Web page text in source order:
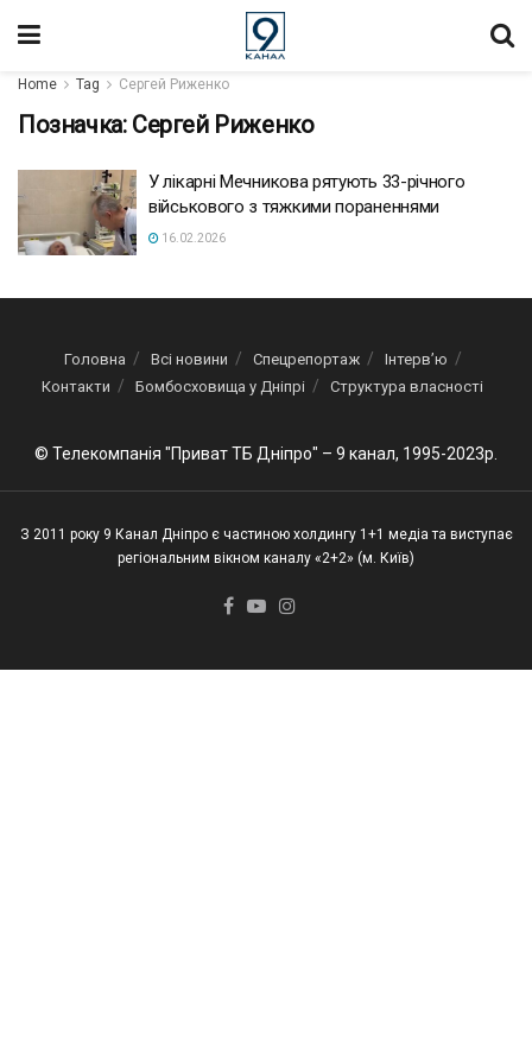
Home Tag Сергей Риженко
Позначка: Сергей Риженко
У лікарні Мечникова рятують 33-річного
військового з тяжкими пораненнями
16.02.2026
Головна Всі новини Спецрепортаж
Інтерв’ю
Контакти
Бомбосховища у Дніпрі Структура власності
© Телекомпанія "Приват ТБ Дніпро" – 9 канал, 1995-2023р.
З 2011 року 9 Канал Дніпро є частиною холдингу 1+1 медіа та виступає
регіональним вікном каналу «2+2» (м. Київ)